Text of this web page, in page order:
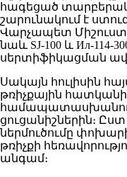
հագեցած
շարունակում է
Վարչապետ
նաև SJ-100 և Ил-114-
սերտիֆիկացման
Սակայն հուլիսին
թռիչքային
ցուցանիշներին։
ներմուծումը
թռիչքի
անգամ։